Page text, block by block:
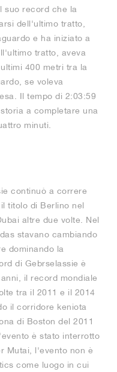
suo record che la
dell'ultimo tratto,
e ha iniziato a
tratto, aveva
400 metri tra la
se voleva
Il tempo di 2:03:59
a completare una
minuti.
continuò a correre
titolo di Berlino nel
altre due volte. Nel
stavano cambiando
dominando la
di Gebrselassie è
il record mondiale
tra il 2011 e il 2014
il corridore keniota
di Boston del 2011
è stato interrotto
Mutai, l'evento non è
come luogo in cui